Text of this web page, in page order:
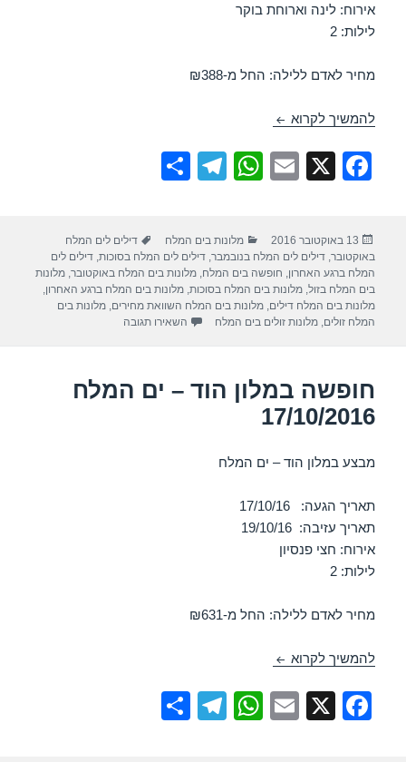
אירוח: לינה וארוחת בוקר
לילות: 2
מחיר לאדם ללילה: החל מ-₪388
להמשיך לקרוא חופשה במלון פרימה אואזיס – ים המלח 06/11/2016
F
e
b
o
X
E
W
s
A
p
T
gr
a
m
e
פורסם
בתאריך
13 באוקטובר 2016 קטגוריות
מלונות בים המלח תגיות
דילים לים המלח
באוקטובר ,דילים לים המלח בנובמבר ,דילים לים המלח בסוכות ,דילים לים
המלח ברגע האחרון חופשה בים המלח ,מלונות בים המלח באוקטובר ,מלונות
בים המלח בזול ,מלונות בים המלח בסוכות ,מלונות בים המלח ברגע האחרון
מלונות בים המלח דילים ,מלונות בים המלח השוואת מחירים ,מלונות בים
המלח זולים ,מלונות זולים בים המלח השאירו תגובה
חופשה במלון הוד – ים המלח
17/10/2016
מבצע במלון הוד – ים המלח
תאריך הגעה: 17/10/16
תאריך עזיבה: 19/10/16
אירוח: חצי פנסיון
לילות: 2
מחיר לאדם ללילה: החל מ-₪631
להמשיך לקרוא חופשה במלון הוד – ים המלח 17/10/2016
F
X
E
W
T